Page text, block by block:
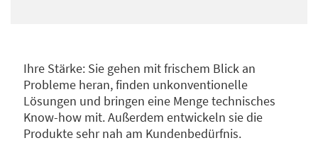
Ihre Stärke: Sie gehen mit frischem Blick an
Probleme heran, finden unkonventionelle
Lösungen und bringen eine Menge technisches
Know-how mit. Außerdem entwickeln sie die
Produkte sehr nah am Kundenbedürfnis.